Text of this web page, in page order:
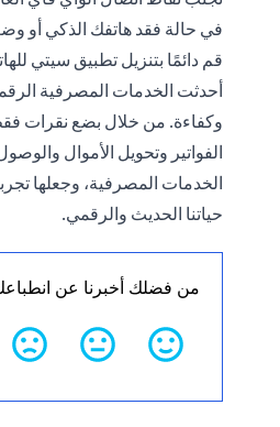
في حالة فقد هاتفك الذكي أو
قم دائمًا بتنزيل تطبيق سيتي
أحدثت الخدمات المصرفية
وكفاءة. من خلال بضع نقرات فقط
الفواتير وتحويل الأموال
الخدمات المصرفية، وجعلها
حياتنا الحديث والرقمي.
من فضلك أخبرنا عن